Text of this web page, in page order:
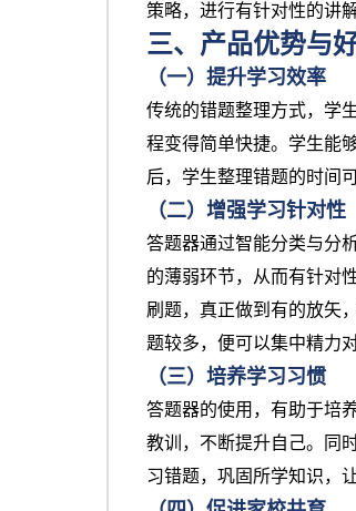
策略，进行有针对性的讲
三、产品优势与
（一）提升学习效率
传统的错题整理方式，学
程变得简单快捷。学生能
后，学生整理错题的时间
（二）增强学习针对性
答题器通过智能分类与分
的薄弱环节，从而有针对
刷题，真正做到有的放矢
题较多，便可以集中精力
（三）培养学习习惯
答题器的使用，有助于培
教训，不断提升自己。同
习错题，巩固所学知识，